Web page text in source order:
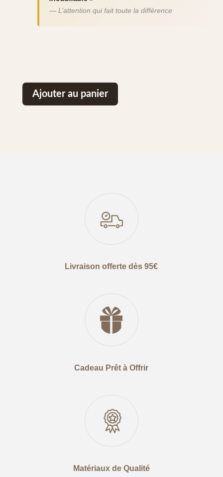
— L’attention qui fait toute la différence
Ajouter au panier
Livraison offerte dès 95€
Cadeau Prêt à Offrir
Matériaux de Qualité